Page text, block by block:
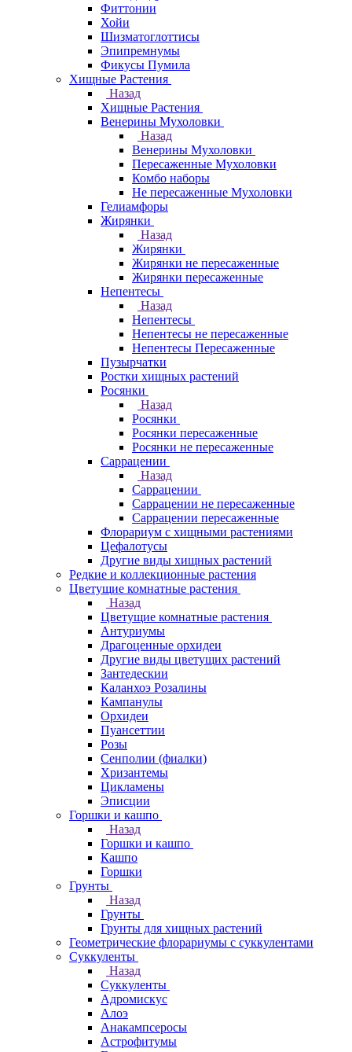
Фиттонии
Хойи
Шизматоглоттисы
Эпипремнумы
Фикусы Пумила
Хищные Растения
Назад
Хищные Растения
Венерины Мухоловки
Назад
Венерины Мухоловки
Пересаженные Мухоловки
Комбо наборы
Не пересаженные Мухоловки
Гелиамфоры
Жирянки
Назад
Жирянки
Жирянки не пересаженные
Жирянки пересаженные
Непентесы
Назад
Непентесы
Непентесы не пересаженные
Непентесы Пересаженные
Пузырчатки
Ростки хищных растений
Росянки
Назад
Росянки
Росянки пересаженные
Росянки не пересаженные
Саррацении
Назад
Саррацении
Саррацении не пересаженные
Саррацении пересаженные
Флорариум с хищными растениями
Цефалотусы
Другие виды хищных растений
Редкие и коллекционные растения
Цветущие комнатные растения
Назад
Цветущие комнатные растения
Антуриумы
Драгоценные орхидеи
Другие виды цветущих растений
Зантедескии
Каланхоэ Розалины
Кампанулы
Орхидеи
Пуансеттии
Розы
Сенполии (фиалки)
Хризантемы
Цикламены
Эписции
Горшки и кашпо
Назад
Горшки и кашпо
Кашпо
Горшки
Грунты
Назад
Грунты
Грунты для хищных растений
Геометрические флорариумы с суккулентами
Суккуленты
Назад
Суккуленты
Адромискус
Алоэ
Анакампсеросы
Астрофитумы